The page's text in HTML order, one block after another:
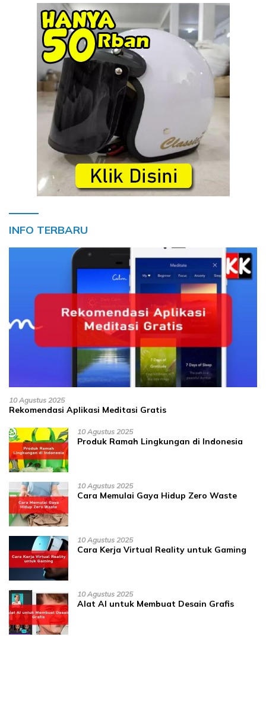
INFO TERBARU
10 Agustus 2025
Rekomendasi Aplikasi Meditasi Gratis
10 Agustus 2025
Produk Ramah Lingkungan di Indonesia
10 Agustus 2025
Cara Memulai Gaya Hidup Zero Waste
10 Agustus 2025
Cara Kerja Virtual Reality untuk Gaming
10 Agustus 2025
Alat AI untuk Membuat Desain Grafis